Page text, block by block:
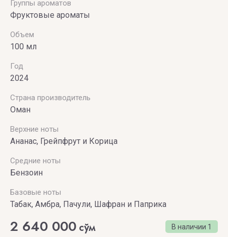
Группы ароматов
Фруктовые ароматы
Объем
100 мл
Год
2024
Страна производитель
Оман
Верхние ноты
Ананас, Грейпфрут и Корица
Средние ноты
Бензоин
Базовые ноты
Табак, Амбра, Пачули, Шафран и Паприка
В наличии 1
2 640 000 сўм